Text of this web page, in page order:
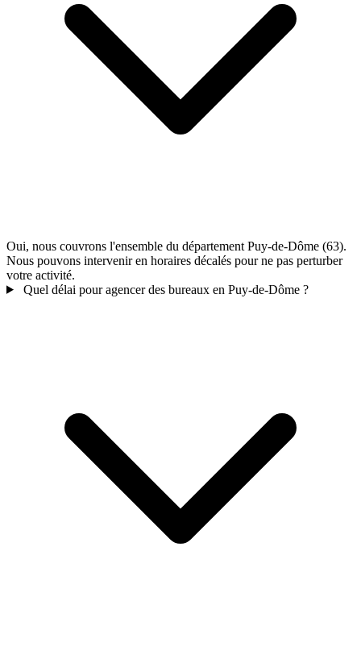
Oui, nous couvrons l'ensemble du département Puy-de-Dôme (63).
Nous pouvons intervenir en horaires décalés pour ne pas perturber
votre activité.
Quel délai pour agencer des bureaux en Puy-de-Dôme ?